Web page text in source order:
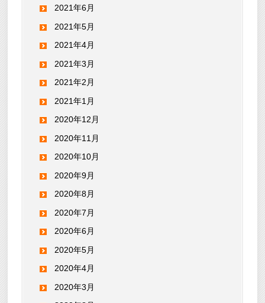
2021年6月
2021年5月
2021年4月
2021年3月
2021年2月
2021年1月
2020年12月
2020年11月
2020年10月
2020年9月
2020年8月
2020年7月
2020年6月
2020年5月
2020年4月
2020年3月